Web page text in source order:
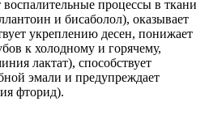
воспалительные процессы в ткани
и бисаболол), оказывает
укреплению десен, понижает
к холодному и горячему,
лактат), способствует
эмали и предупреждает
фторид).